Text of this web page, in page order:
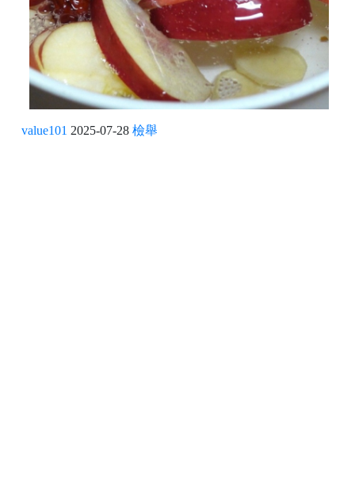
value101 2025-07-28 檢舉